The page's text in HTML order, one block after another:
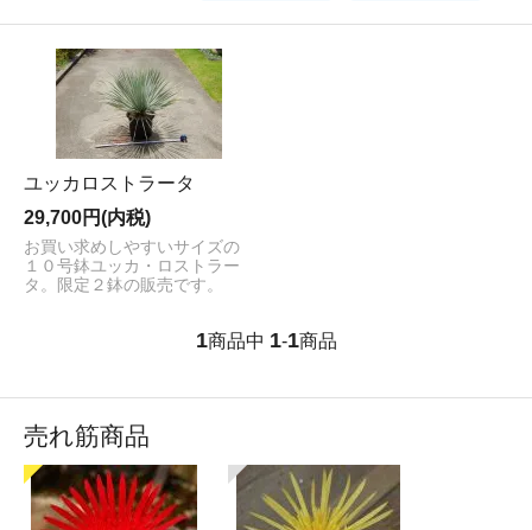
ユッカロストラータ
29,700円(内税)
お買い求めしやすいサイズの
１０号鉢ユッカ・ロストラー
タ。限定２鉢の販売です。
1商品中 1-1商品
売れ筋商品